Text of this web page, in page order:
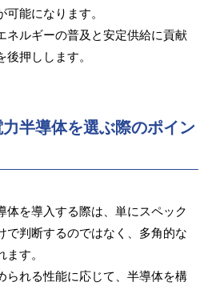
能になります。
ネルギーの普及と安定供給に貢献
後押しします。
半導体を選ぶ際のポイン
体を導入する際は、単にスペック
で判断するのではなく、多角的な
す。
られる性能に応じて、半導体を構